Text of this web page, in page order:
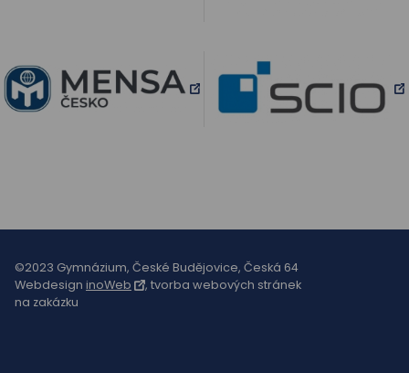
©2023 Gymnázium, České Budějovice, Česká 64
Webdesign inoWeb
, tvorba webových stránek
na zakázku